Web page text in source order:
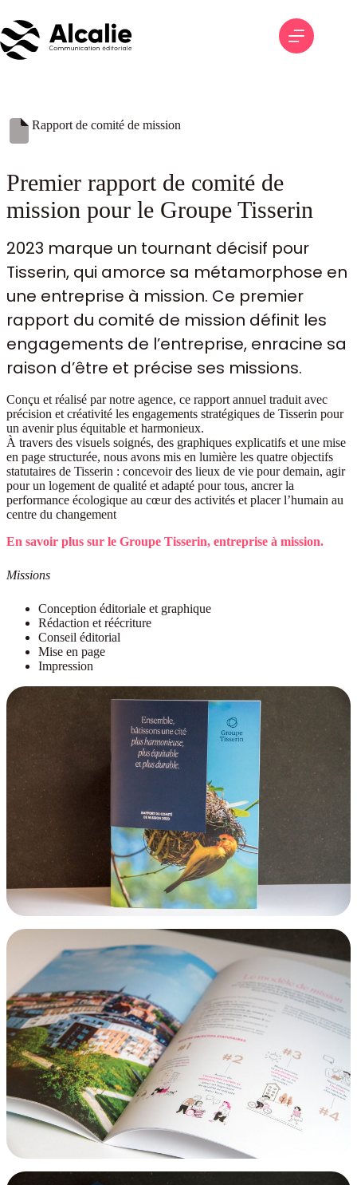
contenu
Rapport de comité de mission
Premier rapport de comité de
mission pour le Groupe Tisserin
2023 marque un tournant décisif pour
Tisserin, qui amorce sa métamorphose en
une entreprise à mission. Ce premier
rapport du comité de mission définit les
engagements de l’entreprise, enracine sa
raison d’être et précise ses missions.
Conçu et réalisé par notre agence, ce rapport annuel traduit avec
précision et créativité les engagements stratégiques de Tisserin pour
un avenir plus équitable et harmonieux.
À travers des visuels soignés, des graphiques explicatifs et une mise
en page structurée, nous avons mis en lumière les quatre objectifs
statutaires de Tisserin : concevoir des lieux de vie pour demain, agir
pour un logement de qualité et adapté pour tous, ancrer la
performance écologique au cœur des activités et placer l’humain au
centre du changement
En savoir plus sur le Groupe Tisserin, entreprise à mission.
Missions
Conception éditoriale et graphique
Rédaction et réécriture
Conseil éditorial
Mise en page
Impression